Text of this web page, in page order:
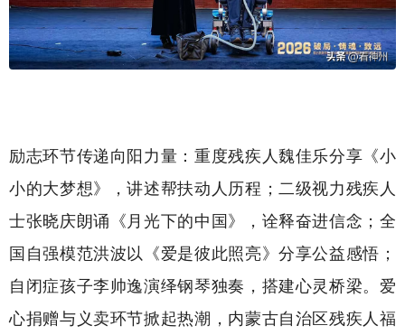
励志环节传递向阳力量：重度残疾人魏佳乐分享《小
小的大梦想》，讲述帮扶动人历程；二级视力残疾人
士张晓庆朗诵《月光下的中国》，诠释奋进信念；全
国自强模范洪波以《爱是彼此照亮》分享公益感悟；
自闭症孩子李帅逸演绎钢琴独奏，搭建心灵桥梁。爱
心捐赠与义卖环节掀起热潮，内蒙古自治区残疾人福